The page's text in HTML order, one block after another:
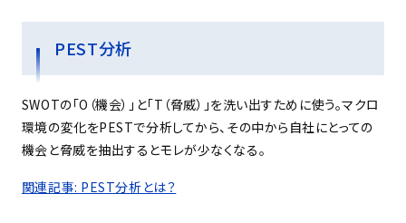
PEST分析
SWOTの「O（機会）」と「T（脅威）」を洗い出すために使う。マクロ
環境の変化をPESTで分析してから、その中から自社にとっての
機会と脅威を抽出するとモレが少なくなる。
関連記事: PEST分析とは？